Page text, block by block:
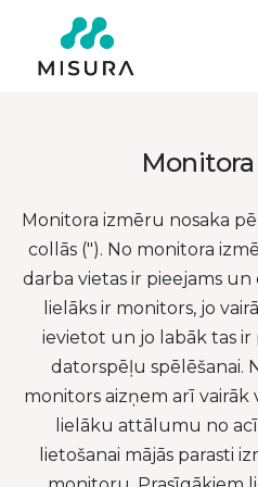
Monitora izmēru nosaka
collās ("). No monitora
darba vietas ir pieejams
lielāks ir monitors, jo
ievietot un jo labāk tas
datorspēļu spēlēšanai.
monitors aizņem arī vairāk
lielāku attālumu no
lietošanai mājās parasti